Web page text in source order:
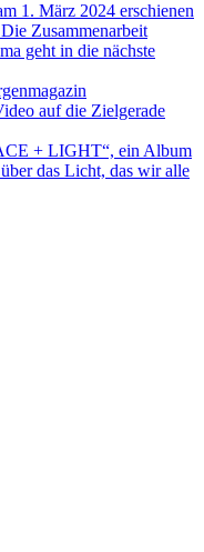
1. März 2024 erschienen
Zusammenarbeit
geht in die nächste
auf die Zielgerade
+ LIGHT“, ein Album
das Licht, das wir alle